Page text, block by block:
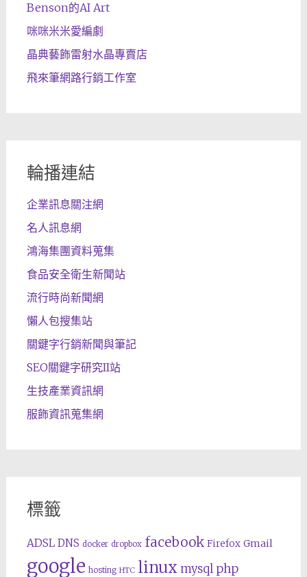
Benson的AI Art
咪咪米米愛編劇
晶典藝飾雷射水晶專賣店
飛來筆網路行銷工作室
輪播連結
企業訊息關注網
名人訊息網
鴻海集團資料蒐集
食品安全衛生新聞站
流行時尚新聞網
懶人包搜集站
關鍵字行銷新聞與筆記
SEO關鍵字研究II站
生技產業資訊網
服飾資訊蒐集網
標籤
ADSL DNS docker dropbox facebook Firefox Gmail
google hosting HTC linux mysql php